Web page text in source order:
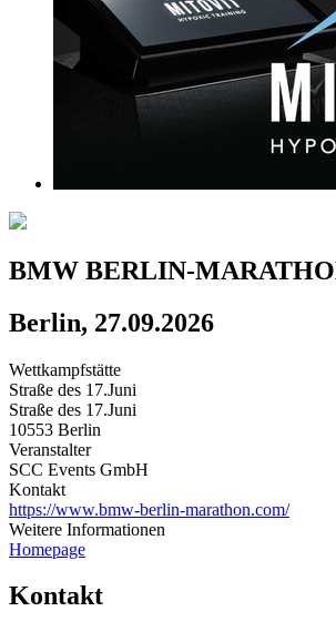
BMW BERLIN-
Berlin, 27.09.2026
Wettkampfstätte
Straße des 17.Juni
Straße des 17.Juni
10553 Berlin
Veranstalter
SCC Events GmbH
Kontakt
https://www.bmw-berlin-marathon.com/
Weitere Informationen
Homepage
Kontakt